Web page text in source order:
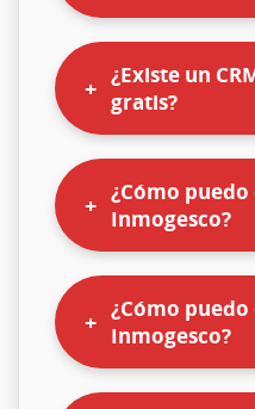
¿Existe un
gratis?
¿Cómo
Inmogesco?
¿Cómo
Inmogesco?